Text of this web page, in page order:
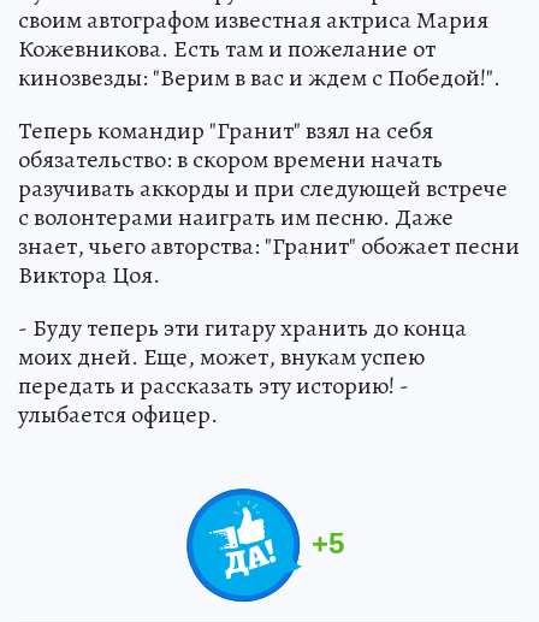
своим автографом известная актриса Мария
Кожевникова. Есть там и пожелание от
кинозвезды: "Верим в вас и ждем с Победой!".
Теперь командир "Гранит" взял на себя
обязательство: в скором времени начать
разучивать аккорды и при следующей встрече
с волонтерами наиграть им песню. Даже
знает, чьего авторства: "Гранит" обожает песни
Виктора Цоя.
- Буду теперь эти гитару хранить до конца
моих дней. Еще, может, внукам успею
передать и рассказать эту историю! -
улыбается офицер.
+5